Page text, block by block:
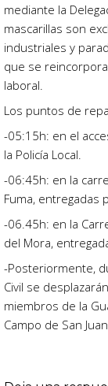
mediante la
mascarillas son
industriales y
que se
laboral.
Los puntos de
-05:15h: en el
la Policía Local.
-06:45h: en la
Fuma, entregadas
-06.45h: en la
del Mora,
-Posteriormente,
Civil se
miembros de la
Campo de San